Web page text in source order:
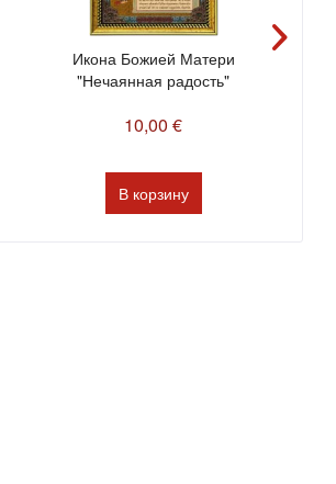
Икона Божией Матери
"Нечаянная радость"
10,00 €
В корзину